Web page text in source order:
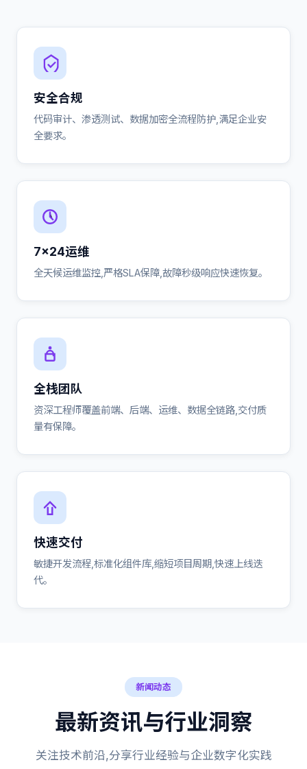
安全合规
代码审计、渗透测试、数据加密全流程防护,满足企业安
全要求。
7×24运维
全天候运维监控,严格SLA保障,故障秒级响应快速恢复。
全栈团队
资深工程师覆盖前端、后端、运维、数据全链路,交付质
量有保障。
快速交付
敏捷开发流程,标准化组件库,缩短项目周期,快速上线迭
代。
新闻动态
最新资讯与行业洞察
关注技术前沿,分享行业经验与企业数字化实践